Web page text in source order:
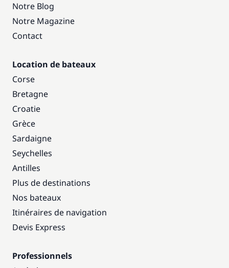
Notre Blog
Notre Magazine
Contact
Location de bateaux
Corse
Bretagne
Croatie
Grèce
Sardaigne
Seychelles
Antilles
Plus de destinations
Nos bateaux
Itinéraires de navigation
Devis Express
Professionnels